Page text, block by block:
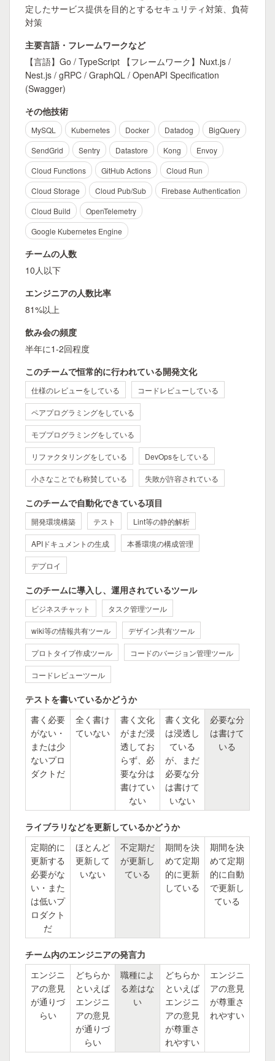
定したサービス提供を目的とするセキュリティ対策、負荷
対策
主要言語・フレームワークなど
【言語】Go / TypeScript 【フレームワーク】Nuxt.js /
Nest.js / gRPC / GraphQL / OpenAPI Specification
(Swagger)
その他技術
MySQL Kubernetes Docker Datadog
BigQuery
SendGrid
Sentry Datastore Kong
Envoy
Cloud Functions
GitHub Actions
Cloud Run
Cloud Storage
Cloud Pub/Sub
Firebase Authentication
Cloud Build
OpenTelemetry
Google Kubernetes Engine
チームの人数
10人以下
エンジニアの人数比率
81%以上
飲み会の頻度
半年に1-2回程度
このチームで恒常的に行われている開発文化
仕様のレビューをしている コードレビューしている
ペアプログラミングをしている
モブプログラミングをしている
リファクタリングをしている DevOpsをしている
小さなことでも称賛している 失敗が許容されている
このチームで自動化できている項目
開発環境構築 テスト Lint等の静的解析
APIドキュメントの生成 本番環境の構成管理
デプロイ
このチームに導入し、運用されているツール
ビジネスチャット タスク管理ツール
wiki等の情報共有ツール デザイン共有ツール
プロトタイプ作成ツール コードのバージョン管理ツール
コードレビューツール
テストを書いているかどうか
書く必要
がない・
または少
ないプロ
ダクトだ
全く書け
ていない
書く文化
がまだ浸
透してお
らず、必
要な分は
書けてい
ない
書く文化
は浸透し
ている
が、まだ
必要な分
は書けて
いない
必要な分
は書けて
いる
ライブラリなどを更新しているかどうか
定期的に
更新する
必要がな
い・また
は低いプ
ロダクト
だ
ほとんど
更新して
いない
不定期だ
が更新し
ている
期間を決
めて定期
的に更新
している
期間を決
めて定期
的に自動
で更新し
ている
チーム内のエンジニアの発言力
エンジニ
アの意見
が通りづ
らい
どちらか
といえば
エンジニ
アの意見
が通りづ
らい
職種によ
る差はな
い
どちらか
といえば
エンジニ
アの意見
が尊重さ
れやすい
エンジニ
アの意見
が尊重さ
れやすい